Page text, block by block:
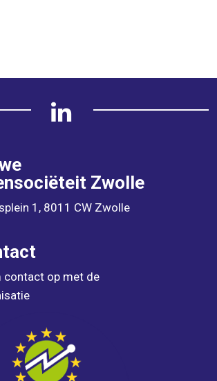
Zwolle
1, 8011 CW Zwolle
contact op met de